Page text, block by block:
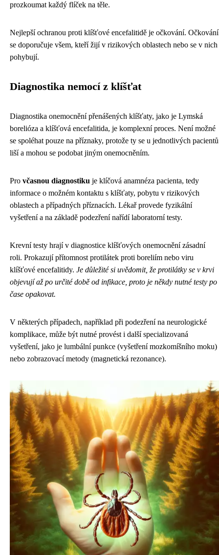
prozkoumat každý flíček na těle.
Nejlepší ochranou proti klíšťové encefalitidě je očkování. Očkování
se doporučuje všem, kteří žijí v rizikových oblastech nebo se v nich
pohybují.
Diagnostika nemocí z klíšťat
Diagnostika onemocnění přenášených klíšťaty, jako je Lymská
borelióza a klíšťová encefalitida, je komplexní proces. Není možné
se spoléhat pouze na příznaky, protože ty se u jednotlivých pacientů
liší a mohou se podobat jiným onemocněním.
Pro včasnou diagnostiku je klíčová anamnéza pacienta, tedy
informace o možném kontaktu s klíšťaty, pobytu v rizikových
oblastech a případných příznacích. Lékař provede fyzikální
vyšetření a na základě podezření nařídí laboratorní testy.
Krevní testy hrají v diagnostice klíšťových onemocnění zásadní
roli. Prokazují přítomnost protilátek proti boreliím nebo viru
klíšťové encefalitidy. Je důležité si uvědomit, že protilátky se v krvi
objevují až po určité době od infikace, proto je někdy nutné testy po
čase opakovat.
V některých případech, například při podezření na neurologické
komplikace, může být nutné provést i další specializovaná
vyšetření, jako je lumbální punkce (vyšetření mozkomíšního moku)
nebo zobrazovací metody (magnetická rezonance).